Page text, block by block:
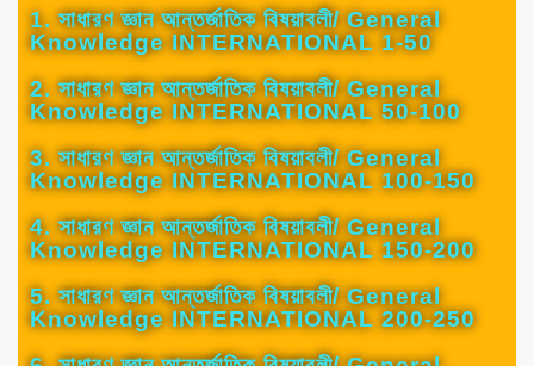
1. সাধারণ জ্ঞান আন্তর্জাতিক বিষয়াবলী/ General
Knowledge INTERNATIONAL 1-50
2. সাধারণ জ্ঞান আন্তর্জাতিক বিষয়াবলী/ General
Knowledge INTERNATIONAL 50-100
3. সাধারণ জ্ঞান আন্তর্জাতিক বিষয়াবলী/ General
Knowledge INTERNATIONAL 100-150
4. সাধারণ জ্ঞান আন্তর্জাতিক বিষয়াবলী/ General
Knowledge INTERNATIONAL 150-200
5. সাধারণ জ্ঞান আন্তর্জাতিক বিষয়াবলী/ General
Knowledge INTERNATIONAL 200-250